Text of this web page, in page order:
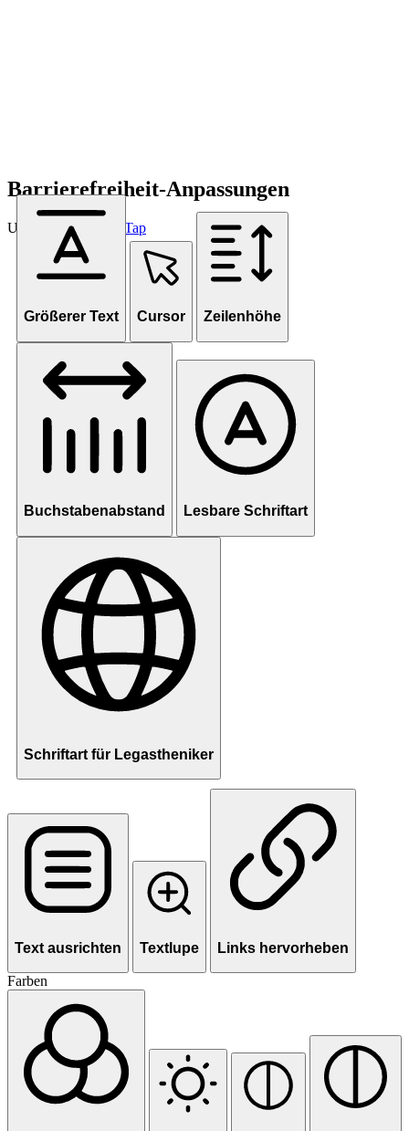
Barrierefreiheit-Anpassungen
Unterstützt von OneTap
Größerer Text Cursor Zeilenhöhe
Buchstabenabstand Lesbare Schriftart
Schriftart für Legastheniker
Text ausrichten Textlupe Links hervorheben
Farben